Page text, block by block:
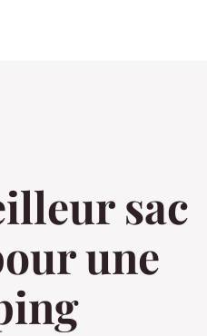
sac
une